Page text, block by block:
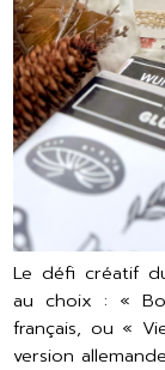
Le défi créatif
au choix : «
français, ou «
version